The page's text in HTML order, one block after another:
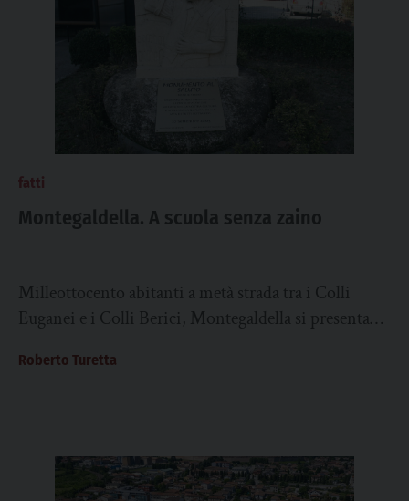
fatti
Montegaldella. A scuola senza zaino
Milleottocento abitanti a metà strada tra i Colli
Euganei e i Colli Berici, Montegaldella si presenta
Roberto Turetta